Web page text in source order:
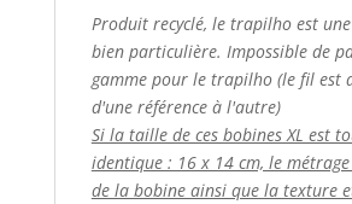
Produit recyclé, le trapilho est
bien particulière. Impossible de
gamme pour le trapilho (le fil est
d'une référence à l'autre)
Si la taille de ces bobines XL est
identique : 16 x 14 cm, le
de la bobine ainsi que la texture